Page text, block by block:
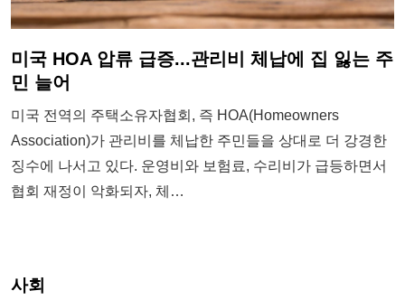
미국 HOA 압류 급증...관리비 체납에 집 잃는 주
민 늘어
미국 전역의 주택소유자협회, 즉 HOA(Homeowners
Association)가 관리비를 체납한 주민들을 상대로 더 강경한
징수에 나서고 있다. 운영비와 보험료, 수리비가 급등하면서
협회 재정이 악화되자, 체…
사회